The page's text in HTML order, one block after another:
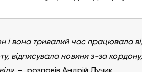
і вона тривалий час працювала
відписувала новини з-за кордону,